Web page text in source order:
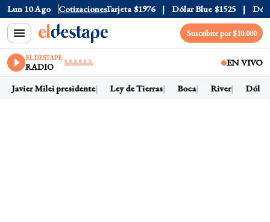
Lun 10 Ago Cotizaciones
$1520 Dólar Tarjeta $1976 Dólar Blue $1525 Dólar
Suscribite por $10.000
EL DESTAPE
RADIO EN VIVO
Javier Milei presidente Ley de Tierras Boca River Dólar